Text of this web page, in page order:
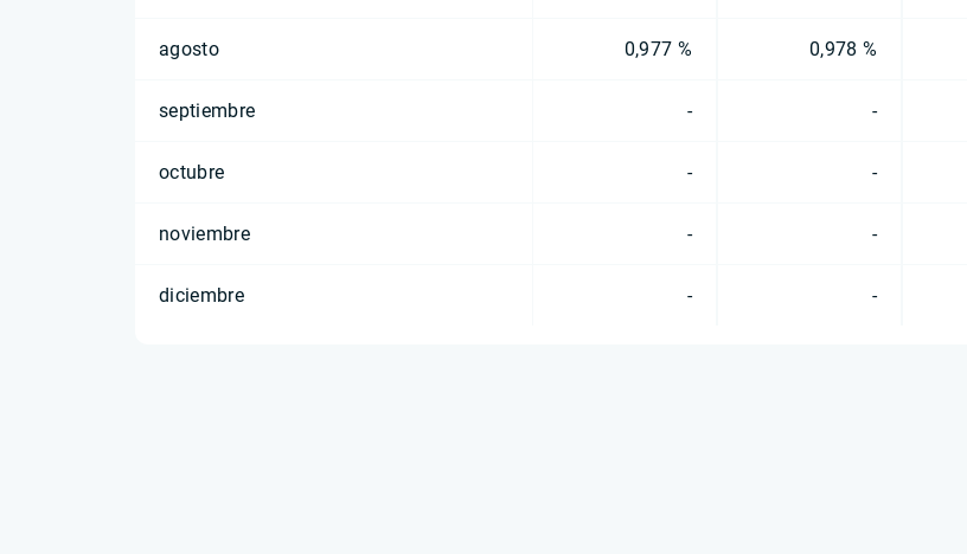
agosto 0,977 % 0,978 %
septiembre - -
octubre - -
noviembre - -
diciembre - -